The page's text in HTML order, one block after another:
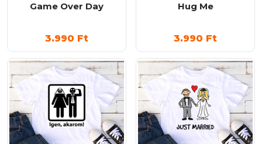
Game Over Day
3.990 Ft
Hug Me
3.990 Ft